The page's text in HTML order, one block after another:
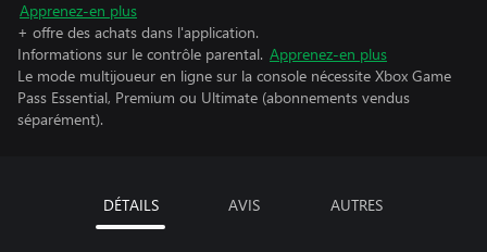
Apprenez-en plus
+ offre des achats dans l'application.
Informations sur le contrôle parental. Apprenez-en plus
Le mode multijoueur en ligne sur la console nécessite Xbox Game
Pass Essential, Premium ou Ultimate (abonnements vendus
séparément).
DÉTAILS AVIS AUTRES